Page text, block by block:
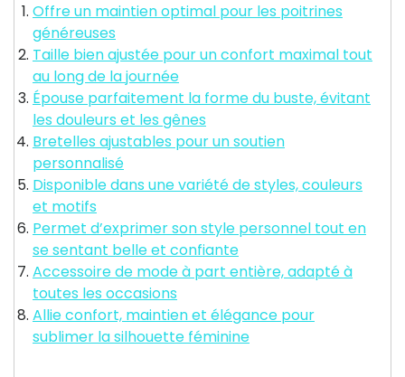
Offre un maintien optimal pour les poitrines
généreuses
Taille bien ajustée pour un confort maximal tout
au long de la journée
Épouse parfaitement la forme du buste, évitant
les douleurs et les gênes
Bretelles ajustables pour un soutien
personnalisé
Disponible dans une variété de styles, couleurs
et motifs
Permet d’exprimer son style personnel tout en
se sentant belle et confiante
Accessoire de mode à part entière, adapté à
toutes les occasions
Allie confort, maintien et élégance pour
sublimer la silhouette féminine